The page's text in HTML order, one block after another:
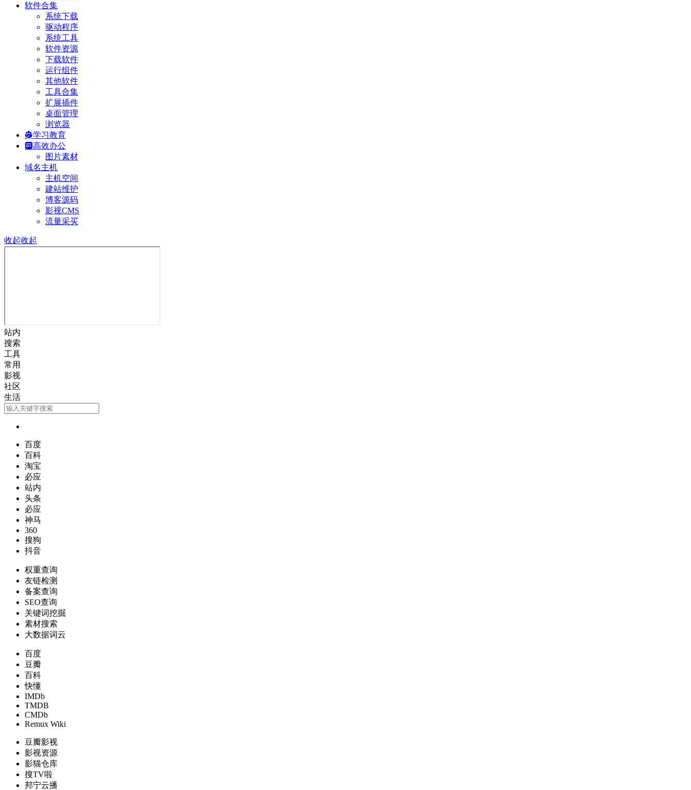
软件合集
系统下载
驱动程序
系统工具
软件资源
下载软件
运行组件
其他软件
工具合集
扩展插件
桌面管理
浏览器
学习教育
高效办公
图片素材
域名主机
主机空间
建站维护
博客源码
影视CMS
流量采买
收起收起
站内
搜索
工具
常用
影视
社区
生活
百度
百科
淘宝
必应
站内
头条
必应
神马
360
搜狗
抖音
权重查询
友链检测
备案查询
SEO查询
关键词挖掘
素材搜索
大数据词云
百度
豆瓣
百科
快懂
IMDb
TMDB
CMDb
Remux Wiki
豆瓣影视
影视资源
影猫仓库
搜TV啦
邦宁云播